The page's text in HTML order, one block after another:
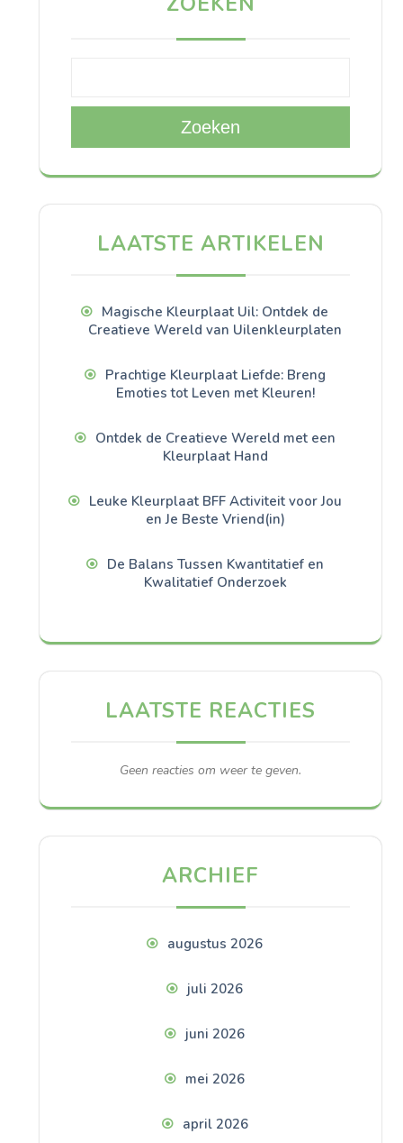
Zoeken
LAATSTE ARTIKELEN
Magische Kleurplaat Uil: Ontdek de
Creatieve Wereld van Uilenkleurplaten
Prachtige Kleurplaat Liefde: Breng
Emoties tot Leven met Kleuren!
Ontdek de Creatieve Wereld met een
Kleurplaat Hand
Leuke Kleurplaat BFF Activiteit voor Jou
en Je Beste Vriend(in)
De Balans Tussen Kwantitatief en
Kwalitatief Onderzoek
LAATSTE REACTIES
Geen reacties om weer te geven.
ARCHIEF
augustus 2026
juli 2026
juni 2026
mei 2026
april 2026